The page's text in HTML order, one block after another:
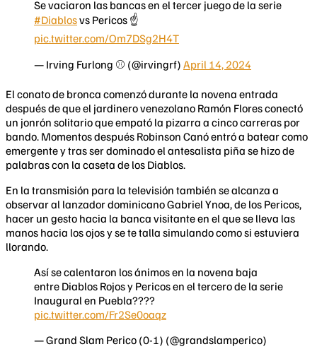
Se vaciaron las bancas en el tercer juego de la serie
#Diablosvs Pericos ☝️
pic.twitter.com/Om7DSg2H4T
— Irving Furlong ⚾ (@irvingrf) April 14, 2024
El conato de bronca comenzó durante la novena entrada
después de que el jardinero venezolano Ramón Flores conectó
un jonrón solitario que empató la pizarra a cinco carreras por
bando. Momentos después Robinson Canó entró a batear como
emergente y tras ser dominado el antesalista piña se hizo de
palabras con la caseta de los Diablos.
En la transmisión para la televisión también se alcanza a
observar al lanzador dominicano Gabriel Ynoa, de los Pericos,
hacer un gesto hacia la banca visitante en el que se lleva las
manos hacia los ojos y se te talla simulando como si estuviera
llorando.
Así se calentaron los ánimos en la novena baja
entre Diablos Rojos y Pericos en el tercero de la serie
Inaugural en Puebla????
pic.twitter.com/Fr2Se0oaqz
— Grand Slam Perico (0-1) (@grandslamperico)